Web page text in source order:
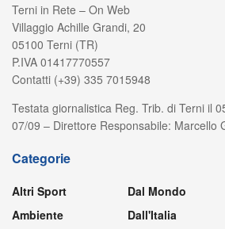
Terni in Rete – On Web
Villaggio Achille Grandi, 20
05100 Terni (TR)
P.IVA 01417770557
Contatti (+39) 335 7015948
Testata giornalistica Reg. Trib. di Terni il
07/09 – Direttore Responsabile: Marcello
Categorie
Altri Sport
Ambiente
Dal Mondo
Dall'Italia